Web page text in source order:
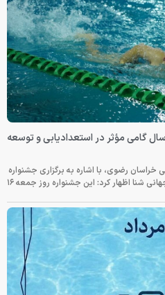
گرایلی: جشنواره شنای زیر ۱۰ سال گامی مؤثر در استعدادیابی و توسعه
رضوی، با اشاره به برگزاری جشنواره